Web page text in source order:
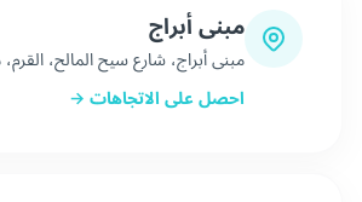
مبنى أبراج
مبنى أبراج، شارع سيح المالح،
احصل على الاتجاهات →